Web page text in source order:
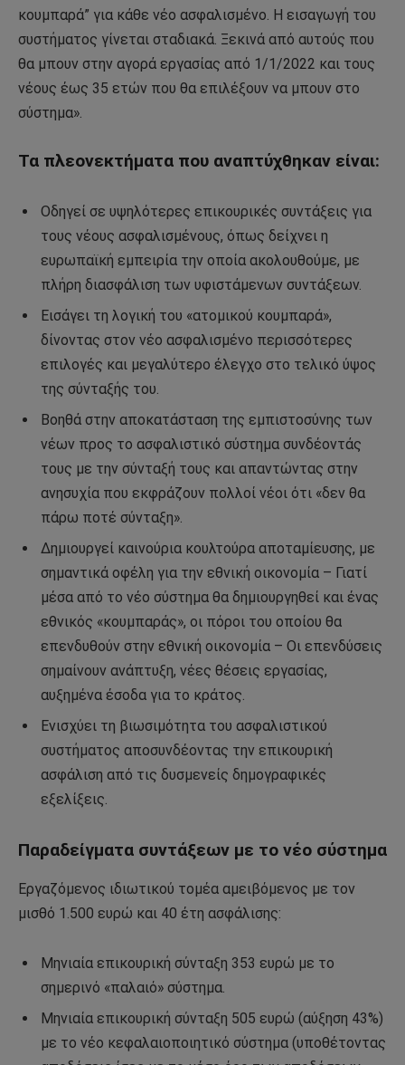
κουμπαρά” για κάθε νέο ασφαλισμένο. Η εισαγωγή του
συστήματος γίνεται σταδιακά. Ξεκινά από αυτούς που
θα μπουν στην αγορά εργασίας από 1/1/2022 και τους
νέους έως 35 ετών που θα επιλέξουν να μπουν στο
σύστημα».
Τα πλεονεκτήματα που αναπτύχθηκαν είναι:
Οδηγεί σε υψηλότερες επικουρικές συντάξεις για
τους νέους ασφαλισμένους, όπως δείχνει η
ευρωπαϊκή εμπειρία την οποία ακολουθούμε, με
πλήρη διασφάλιση των υφιστάμενων συντάξεων.
Εισάγει τη λογική του «ατομικού κουμπαρά»,
δίνοντας στον νέο ασφαλισμένο περισσότερες
επιλογές και μεγαλύτερο έλεγχο στο τελικό ύψος
της σύνταξής του.
Βοηθά στην αποκατάσταση της εμπιστοσύνης των
νέων προς το ασφαλιστικό σύστημα συνδέοντάς
τους με την σύνταξή τους και απαντώντας στην
ανησυχία που εκφράζουν πολλοί νέοι ότι «δεν θα
πάρω ποτέ σύνταξη».
Δημιουργεί καινούρια κουλτούρα αποταμίευσης, με
σημαντικά οφέλη για την εθνική οικονομία – Γιατί
μέσα από το νέο σύστημα θα δημιουργηθεί και ένας
εθνικός «κουμπαράς», οι πόροι του οποίου θα
επενδυθούν στην εθνική οικονομία – Οι επενδύσεις
σημαίνουν ανάπτυξη, νέες θέσεις εργασίας,
αυξημένα έσοδα για το κράτος.
Ενισχύει τη βιωσιμότητα του ασφαλιστικού
συστήματος αποσυνδέοντας την επικουρική
ασφάλιση από τις δυσμενείς δημογραφικές
εξελίξεις.
Παραδείγματα συντάξεων με το νέο σύστημα
Εργαζόμενος ιδιωτικού τομέα αμειβόμενος με τον
μισθό 1.500 ευρώ και 40 έτη ασφάλισης:
Μηνιαία επικουρική σύνταξη 353 ευρώ με το
σημερινό «παλαιό» σύστημα.
Μηνιαία επικουρική σύνταξη 505 ευρώ (αύξηση 43%)
με το νέο κεφαλαιοποιητικό σύστημα (υποθέτοντας